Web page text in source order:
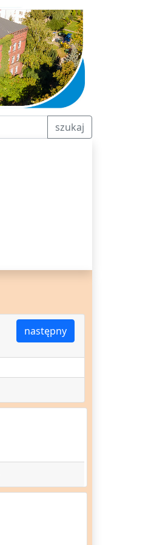
szukaj
następny